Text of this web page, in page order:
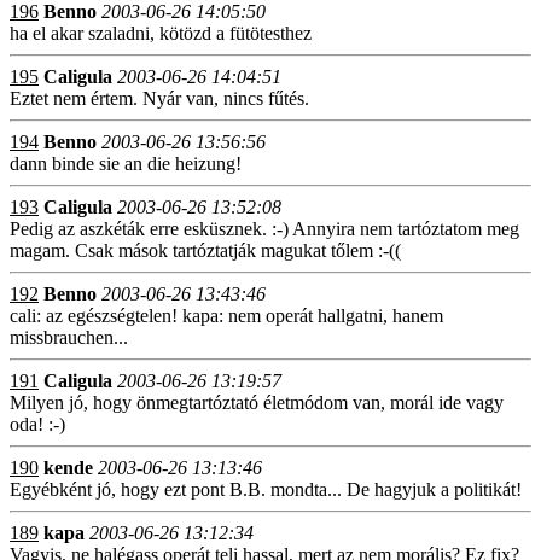
196 Benno 2003-06-26 14:05:50
ha el akar szaladni, kötözd a fütötesthez
195 Caligula 2003-06-26 14:04:51
Eztet nem értem. Nyár van, nincs fűtés.
194 Benno 2003-06-26 13:56:56
dann binde sie an die heizung!
193 Caligula 2003-06-26 13:52:08
Pedig az aszkéták erre esküsznek. :-) Annyira nem tartóztatom meg
magam. Csak mások tartóztatják magukat tőlem :-((
192 Benno 2003-06-26 13:43:46
cali: az egészségtelen! kapa: nem operát hallgatni, hanem
missbrauchen...
191 Caligula 2003-06-26 13:19:57
Milyen jó, hogy önmegtartóztató életmódom van, morál ide vagy
oda! :-)
190 kende 2003-06-26 13:13:46
Egyébként jó, hogy ezt pont B.B. mondta... De hagyjuk a politikát!
189 kapa 2003-06-26 13:12:34
Vagyis, ne halégass operát teli hassal, mert az nem morális? Ez fix?